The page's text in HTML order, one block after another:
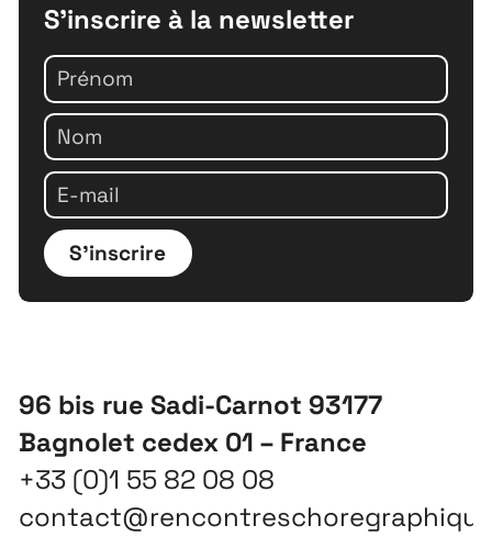
S'inscrire à la newsletter
S'inscrire
96 bis rue Sadi-Carnot 93177
Bagnolet cedex 01 – France
+33 (0)1 55 82 08 08